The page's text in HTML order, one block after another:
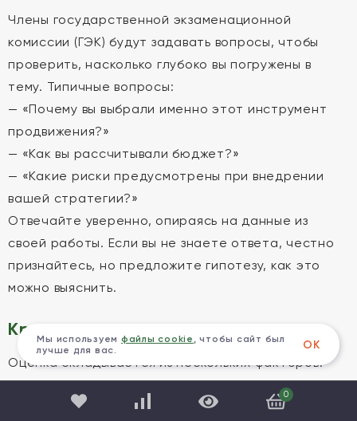
Члены государственной экзаменационной
комиссии (ГЭК) будут задавать вопросы, чтобы
проверить, насколько глубоко вы погружены в
тему. Типичные вопросы:
— «Почему вы выбрали именно этот инструмент
продвижения?»
— «Как вы рассчитывали бюджет?»
— «Какие риски предусмотрены при внедрении
вашей стратегии?»
Отвечайте уверенно, опираясь на данные из
своей работы. Если вы не знаете ответа, честно
признайтесь, но предложите гипотезу, как это
можно выяснить.
Критерии оценки
Оценка складывается из нескольких факторов:
качество самой письменной работы, отзыв
научного руководителя, рецензия внешнего
0
Мы используем файлы cookie , чтобы сайт был
лучше для вас.
ОК